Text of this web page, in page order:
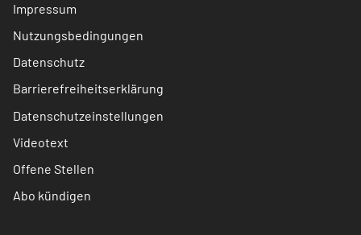
Impressum
Nutzungsbedingungen
Datenschutz
Barrierefreiheitserklärung
Datenschutzeinstellungen
Videotext
Offene Stellen
Abo kündigen